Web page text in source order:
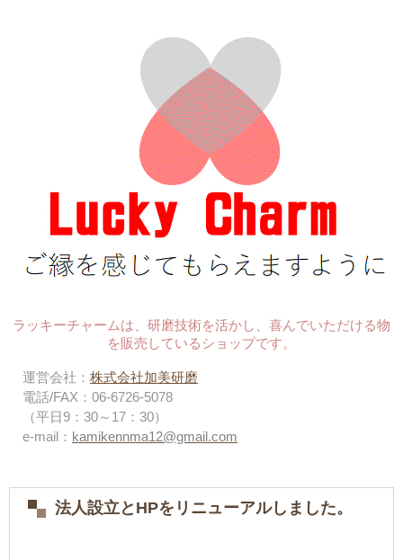
ラッキーチャームは、研磨技術を活かし、喜んでいただける物
を販売しているショップです。
運営会社： 株式会社加美研磨
電話/FAX：06-6726-5078
（平日9：30～17：30）
e-mail： kamikennma12@gmail.com
法人設立とHPをリニューアルしました。